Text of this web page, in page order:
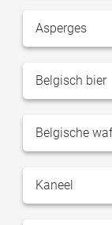
Asperges
Belgisch bier
Belgische
Kaneel